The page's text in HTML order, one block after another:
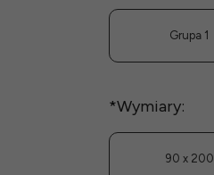
Grupa 1
*Wymiary:
90 x 200